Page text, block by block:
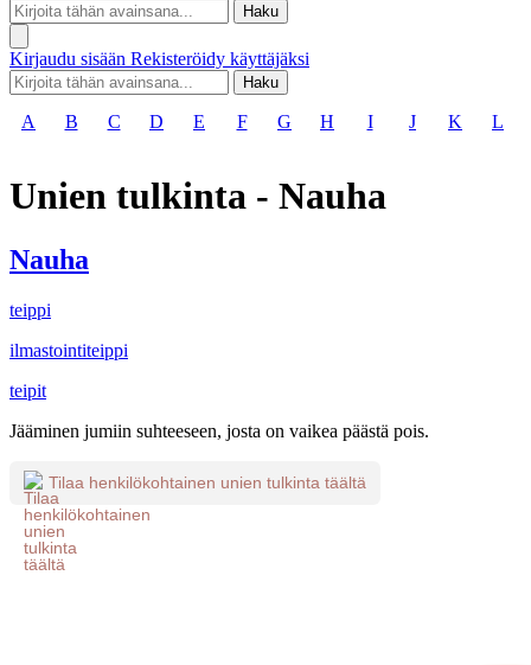
Haku
Kirjaudu sisään Rekisteröidy käyttäjäksi
Haku
A B C D E F G H I J K L
Unien tulkinta - Nauha
Nauha
teippi
ilmastointiteippi
teipit
Jääminen jumiin suhteeseen, josta on vaikea päästä pois.
Tilaa henkilökohtainen unien tulkinta täältä